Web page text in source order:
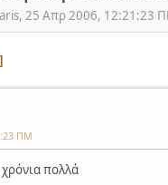
25 Απρ 2006, 12:21:23
ΠΜ
πολλά